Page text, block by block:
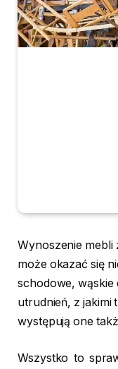
Wynoszenie mebli
może okazać się
schodowe, wąskie
utrudnień, z jakimi
występują one
Wszystko to